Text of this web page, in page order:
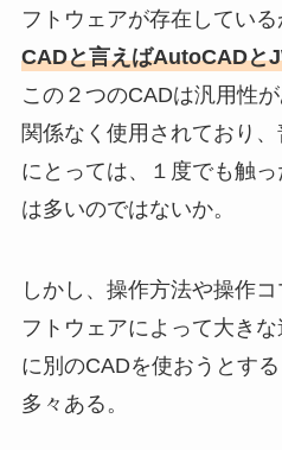
フトウェアが存在している
CADと言えばAutoCADと
この２つのCADは汎用性
関係なく使用されており
にとっては、１度でも触
は多いのではないか。
しかし、操作方法や操作
フトウェアによって大き
に別のCADを使おうとす
多々ある。